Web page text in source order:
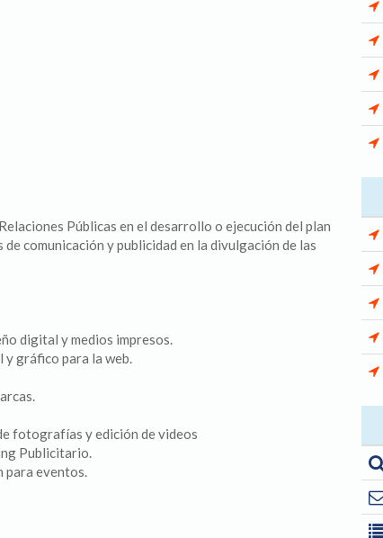
Públicas en el desarrollo o ejecución del plan
comunicación y publicidad en la divulgación de las
digital y medios impresos.
gráfico para la web.
fotografías y edición de videos
Publicitario.
para eventos.